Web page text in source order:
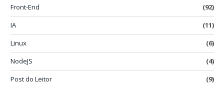
Front-End
(92)
IA
(11)
Linux
(6)
NodeJS
(4)
Post do Leitor
(9)